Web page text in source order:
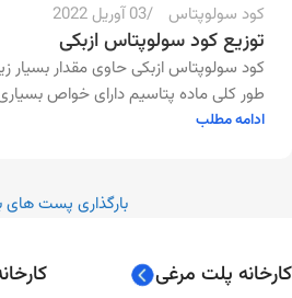
کود سولوپتاس 03 آوریل 2022
توزیع کود سولوپتاس ازبکی
کود سولوپتاس ازبکی حاوی مقدار بسیار
طور کلی ماده پتاسیم دارای خواص
ادامه مطلب
بارگذاری پست های
کارخانه پلت مرغی